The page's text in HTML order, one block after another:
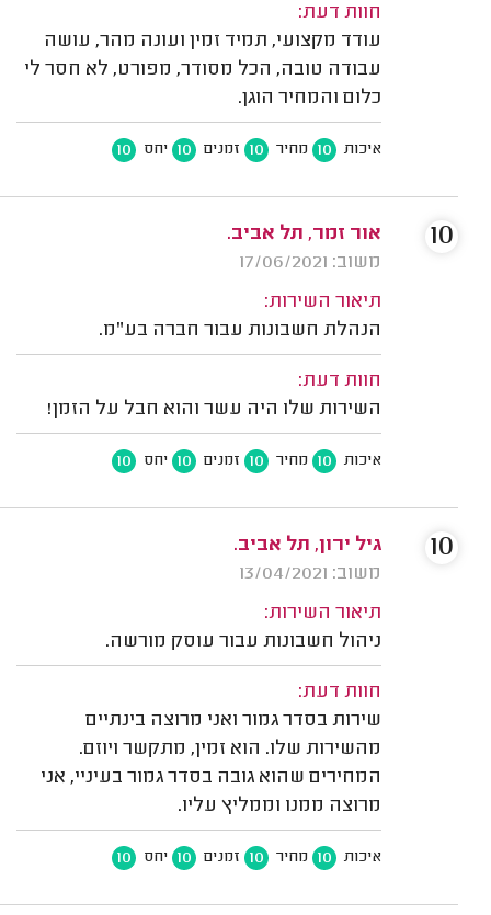
חוות דעת:
עודד מקצועי, תמיד זמין ועונה מהר, עושה
עבודה טובה, הכל מסודר, מפורט, לא חסר לי
כלום והמחיר הוגן.
איכות 10 מחיר 10 זמנים 10 יחס 10
אור זמר, תל אביב.
משוב: 17/06/2021
תיאור השירות:
הנהלת חשבונות עבור חברה בע"מ.
חוות דעת:
השירות שלו היה עשר והוא חבל על הזמן!
איכות 10 מחיר 10 זמנים 10 יחס 10
10
גיל ירון, תל אביב.
משוב: 13/04/2021
תיאור השירות:
ניהול חשבונות עבור עוסק מורשה.
חוות דעת:
שירות בסדר גמור ואני מרוצה בינתיים
מהשירות שלו. הוא זמין, מתקשר ויוזם.
המחירים שהוא גובה בסדר גמור בעיניי, אני
מרוצה ממנו וממליץ עליו.
איכות 10 מחיר 10 זמנים 10 יחס 10
10